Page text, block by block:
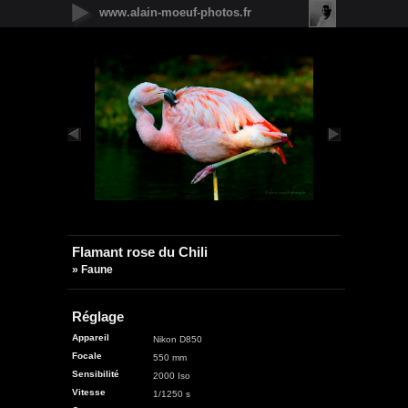
www.alain-moeuf-photos.fr
Flamant rose du Chili
» Faune
Réglage
Appareil
Nikon D850
Focale
550 mm
Sensibilité
2000 Iso
Vitesse
1/1250 s